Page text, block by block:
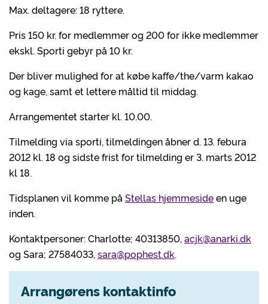
Max. deltagere: 18 ryttere.
Pris 150 kr. for medlemmer og 200 for ikke medlemmer
ekskl. Sporti gebyr på 10 kr.
Der bliver mulighed for at købe kaffe/the/varm kakao
og kage, samt et lettere måltid til middag.
Arrangementet starter kl. 10.00.
Tilmelding via sporti, tilmeldingen åbner d. 13. febura
2012 kl. 18 og sidste frist for tilmelding er 3. marts 2012
kl 18.
Tidsplanen vil komme på Stellas hjemmesideen uge
inden.
Kontaktpersoner: Charlotte; 40313850,acjk@anarki.dk
og Sara; 27584033,sara@pophest.dk.
Arrangørens kontaktinfo